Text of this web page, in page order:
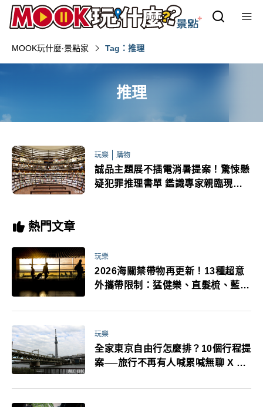
MOOK玩什麼‧景點家 Tag：推理
推理
玩樂 購物
誠品主題展不插電消暑提案！驚悚懸
疑犯罪推理書單 鑑識專家親臨現場
熱門文章
玩樂
2026海關禁帶物再更新！13種超意
外攜帶限制：猛健樂、直髮梳、藍牙
萬！注意事項一次看！
玩樂
全家東京自由行怎麼排？10個行程提
案──旅行不再有人喊累喊無聊 X 爸